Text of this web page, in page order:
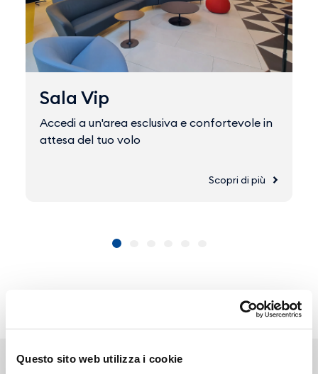
Questo sito web utilizza i cookie
Sala Vip
Accedi a un'area esclusiva e confortevole in
attesa del tuo volo
Scopri di più